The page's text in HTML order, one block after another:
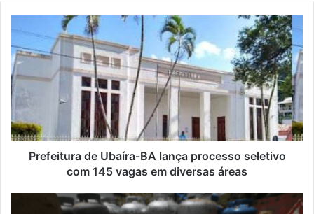
Prefeitura de Ubaíra-BA lança processo seletivo
com 145 vagas em diversas áreas